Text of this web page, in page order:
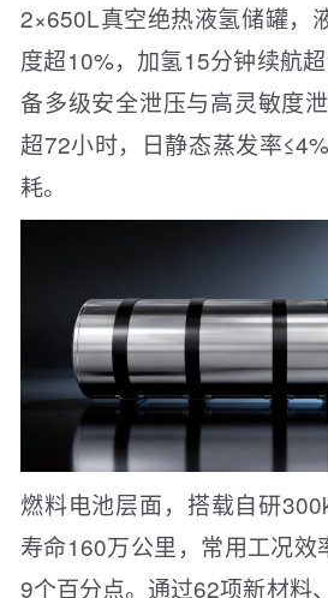
2×650L真空绝热液氢储罐，
度超10%，加氢15分钟续航
备多级安全泄压与高灵敏度
超72小时，日静态蒸发率
耗。
燃料电池层面，搭载自研
寿命160万公里，常用工况效
9个百分点。通过62项新材料